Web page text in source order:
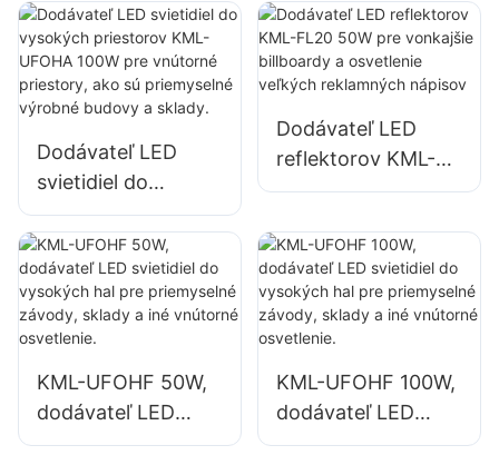
HB50 s výkonom
150 W pre vnútorné
priestory, ako sú
opravárenské
dielne a sklady.
KML-HB52 s
výkonom 100 W
pre vnútorné
priemyselné
výrobné budovy a
sklady.
Dodávateľ LED
svietidiel do
vysokých
priestorov KML-
UFOHA 100W pre
vnútorné priestory,
ako sú priemyselné
sklady.
Dodávateľ LED
reflektorov KML-
FL20 50W pre
a osvetlenie
veľkých
reklamných
nápisov
KML-UFOHF 50W,
dodávateľ LED
svietidiel do
KML-UFOHF 100W,
dodávateľ LED
svietidiel do